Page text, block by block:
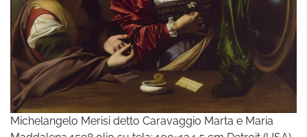
Michelangelo Merisi detto Caravaggio Marta e Maria